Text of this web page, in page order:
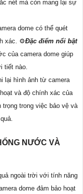
nét mà còn mang lại sự
dome có thể quét
xác. ⚙Đặc điểm nổi bật
của camera dome giúp
tiết nào.
lại hình ảnh từ camera
và độ chính xác của
trọng trong việc bảo vệ và
NƯỚC VÀ
ngoài trời với tính năng
dome đảm bảo hoạt